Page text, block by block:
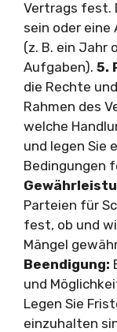
Vertrags fest.
sein oder eine
(z. B. ein Jahr
Aufgaben). 5.
die Rechte
Rahmen des
welche
und legen Sie
Bedingungen
Parteien für
fest, ob und
Mängel
Beendigung:
und
Legen Sie
einzuhalten